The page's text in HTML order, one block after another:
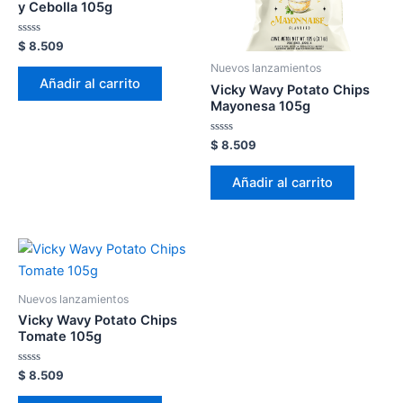
y Cebolla 105g
Valorado
en
0
$ 8.509
Añadir al carrito
Nuevos lanzamientos
Vicky Wavy Potato Chips
Mayonesa 105g
Valorado
en
0
$ 8.509
Añadir al carrito
Nuevos lanzamientos
Vicky Wavy Potato Chips
Tomate 105g
Valorado
en
0
$ 8.509